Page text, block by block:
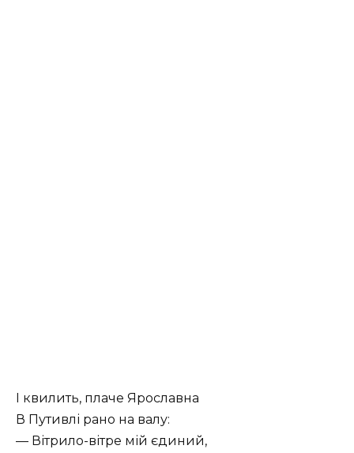
І квилить, плаче Ярославна
В Путивлі рано на валу:
— Вітрило-вітре мій єдиний,